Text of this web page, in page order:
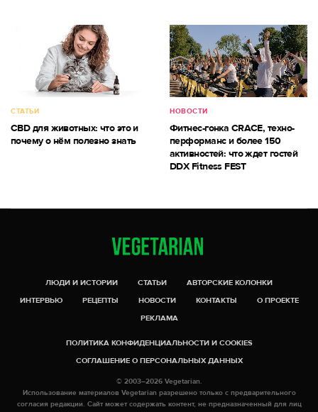
СТАТЬИ
CBD для животных: что это и
почему о нём полезно знать
НОВОСТИ
Фитнес-гонка CRACE, техно-
перформанс и более 150
активностей: что ждет гостей
DDX Fitness FEST
ЛЮДИ И ИСТОРИИ СТАТЬИ
АВТОРСКИЕ КОЛОНКИ
ИНТЕРВЬЮ
РЕЦЕПТЫ НОВОСТИ КОНТАКТЫ
О ПРОЕКТЕ
РЕКЛАМА
ПОЛИТИКА КОНФИДЕНЦИАЛЬНОСТИ И COOKIES
СОГЛАШЕНИЕ О ПЕРСОНАЛЬНЫХ ДАННЫХ
© 2003–2026 Vegetarian.
Использование материалов Vegetarian разрешено только с предварительного
согласия редакции. Сайт может содержать контент, не предназначенный для лиц